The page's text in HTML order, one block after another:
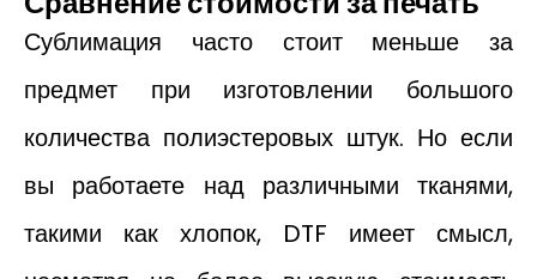
Сублимация часто стоит меньше за
предмет при изготовлении большого
количества полиэстеровых штук. Но если
вы работаете над различными тканями,
такими как хлопок, DTF имеет смысл,